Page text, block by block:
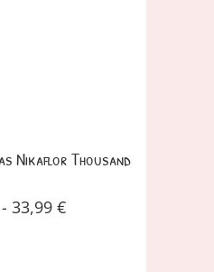
Nikaflor Thousand
- 33,99 €